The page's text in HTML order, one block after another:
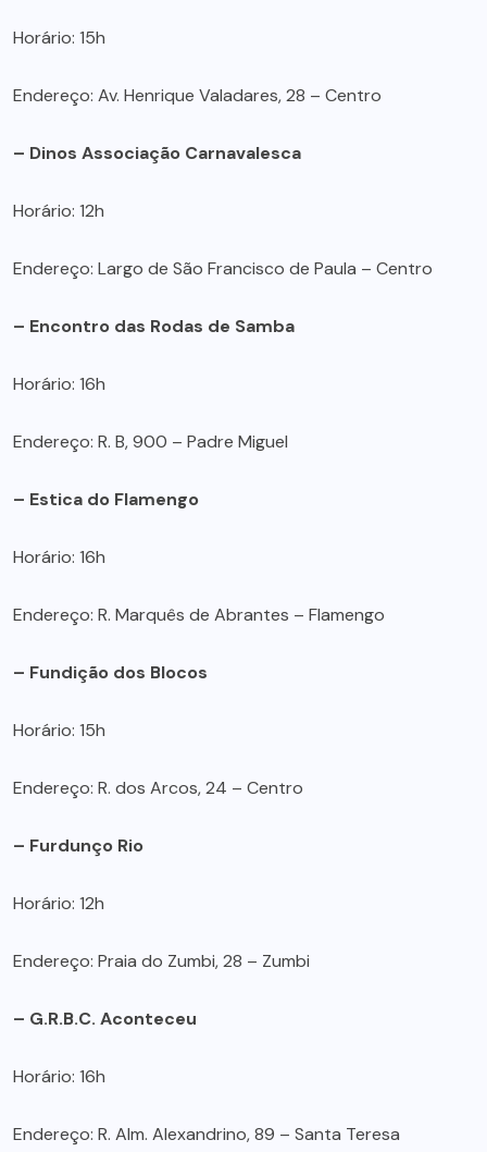
Horário: 15h
Endereço: Av. Henrique Valadares, 28 – Centro
– Dinos Associação Carnavalesca
Horário: 12h
Endereço: Largo de São Francisco de Paula – Centro
– Encontro das Rodas de Samba
Horário: 16h
Endereço: R. B, 900 – Padre Miguel
– Estica do Flamengo
Horário: 16h
Endereço: R. Marquês de Abrantes – Flamengo
– Fundição dos Blocos
Horário: 15h
Endereço: R. dos Arcos, 24 – Centro
– Furdunço Rio
Horário: 12h
Endereço: Praia do Zumbi, 28 – Zumbi
– G.R.B.C. Aconteceu
Horário: 16h
Endereço: R. Alm. Alexandrino, 89 – Santa Teresa